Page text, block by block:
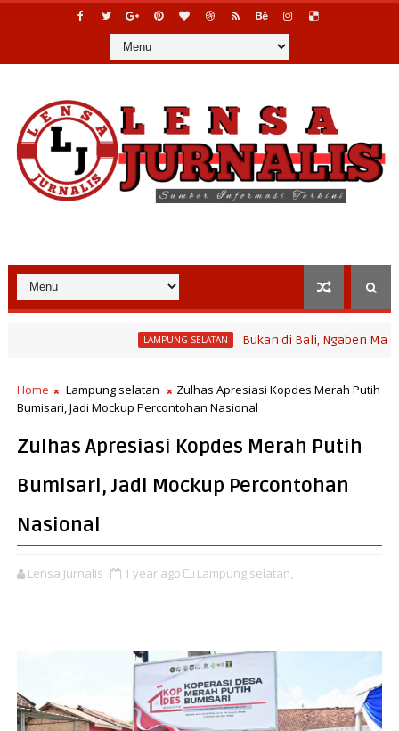
LAMPUNG SELATAN Bukan di Bali, Ngaben Massal
Home Lampung selatan
Zulhas Apresiasi Kopdes Merah Putih
Bumisari, Jadi Mockup Percontohan Nasional
Zulhas Apresiasi Kopdes Merah Putih
Bumisari, Jadi Mockup Percontohan
Nasional
Lensa Jurnalis 1 year ago Lampung selatan,